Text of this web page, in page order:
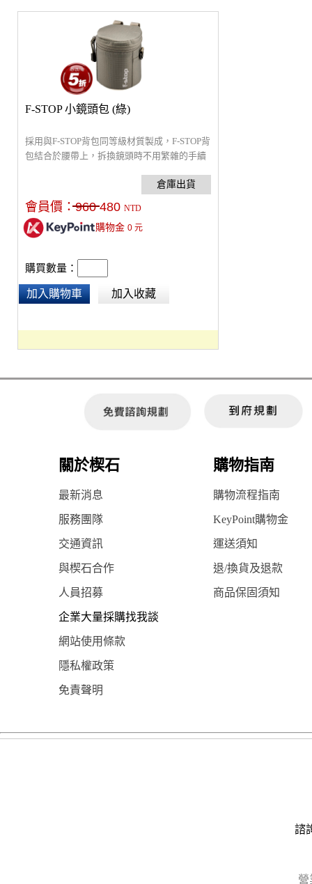
F-STOP 小鏡頭包 (綠)
採用與F-STOP背包同等級材質製成，F-STOP背
包結合於腰帶上，拆換鏡頭時不用繁雜的手續
會員價：960 480 NTD
購物金 0元
購買數量：
加入購物車 加入收藏
關於楔石 購物指南
最新消息 購物流程指南
服務團隊 KeyPoint購物金
交通資訊 運送須知
與楔石合作 退/換貨及退款
人員招募 商品保固須知
企業大量採購找我談
網站使用條款
隱私權政策
免責聲明
諮
營